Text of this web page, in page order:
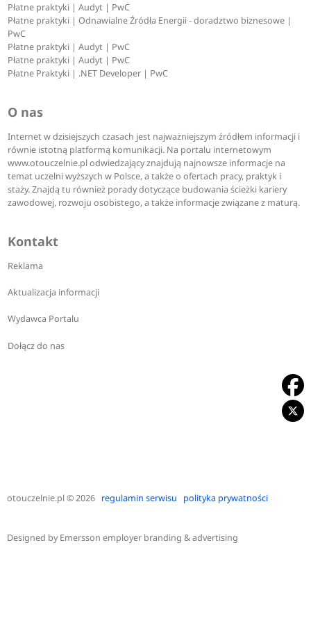
Płatne praktyki | Audyt | PwC
Płatne praktyki | Odnawialne Źródła Energii - doradztwo biznesowe |
PwC
Płatne praktyki | Audyt | PwC
Płatne praktyki | Audyt | PwC
Płatne Praktyki | .NET Developer | PwC
O nas
Internet w dzisiejszych czasach jest najważniejszym źródłem informacji i
równie istotną platformą komunikacji. Na portalu internetowym
www.otouczelnie.pl odwiedzający znajdują najnowsze informacje na
temat uczelni wyższych w Polsce, a także o ofertach pracy, praktyk i
staży. Znajdą tu również porady dotyczące budowania ścieżki kariery
zawodowej, rozwoju osobistego, a także informacje związane z maturą.
Kontakt
Reklama
Aktualizacja informacji
Wydawca Portalu
Dołącz do nas
otouczelnie.pl© 2026 regulamin serwisu polityka prywatności
Designed byEmersson employer branding & advertising